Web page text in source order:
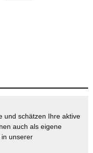
und schätzen Ihre aktive
auch als eigene
unserer